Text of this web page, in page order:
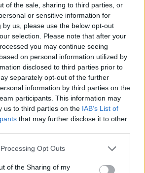
of the sale, sharing to third parties, or
or sensitive information for
by us, please use the below opt-out
selection. Please note that after your
you may continue seeing
on personal information utilized by
disclosed to third parties prior to
separately opt-out of the further
information by third parties on the
participants. This information may
us to third parties on the IAB’s List of
that may further disclose it to other
website/app uses one or more Google
or usage behaviour. You may click to
Opt Outs
of the Sharing of my
το πουσαρισμα ειδικά στο
αποκτήσει, auter όμως όπως οι
κινηματογραφιστές του
πχ ο Αντονιόνι, ο Μπέργκμαν, ο
πιο σύγχρονους ο Μπελα Ταρ
είναι.Ασε που αν γύριζε σε
ταινίες όσες έκανε μέχρι και το
υπήρχε σοβαρός κίνδυνος
ύφους που τον χαρακτηρίζει,
και να έκανε καποια καθαρά
για τα φράγκα, όπως πχ ο
θα είναι να κάνει κάποια
μανιέρα!!!